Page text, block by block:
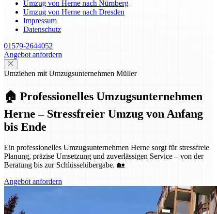
Umzug von Herne nach Nürnberg
Umzug von Herne nach Dresden
Impressum
Datenschutz
01579-2644052
Angebot anfordern
Umziehen mit Umzugsunternehmen Müller
🏠 Professionelles Umzugsunternehmen
Herne – Stressfreier Umzug von Anfang
bis Ende
Ein professionelles Umzugsunternehmen Herne sorgt für stressfreie
Planung, präzise Umsetzung und zuverlässigen Service – von der
Beratung bis zur Schlüsselübergabe. 🏡
Angebot anfordern